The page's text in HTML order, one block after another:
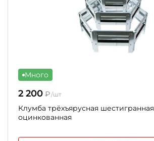
Много
2 200 ₽/шт
Клумба трёхъярусная шестигранная
оцинкованная